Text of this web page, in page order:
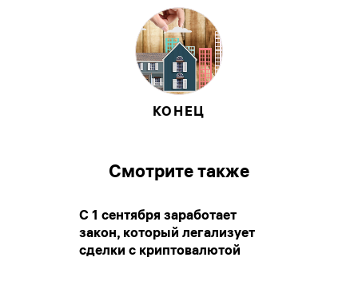
КОНЕЦ
Смотрите также
С 1 сентября заработает
закон, который легализует
сделки с криптовалютой